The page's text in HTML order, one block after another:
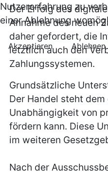
Der Erfolg des
Annahme des neuen
daher gefordert, die
letztlich auch den
Zahlungssystemen.
Grundsätzliche
Der Handel steht
Unabhängigkeit von
fördern kann. Diese
im weiteren
Nach der
Nutzererfahrung zu
einer Ablehnung
Akzeptieren Ablehnen